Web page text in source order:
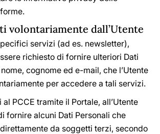
volontariamente dall’Utente
servizi (ad es. newsletter),
richiesto di fornire ulteriori Dati
cognome ed e-mail, che l’Utente
per accedere a tali servizi.
PCCE tramite il Portale, all’Utente
fornire alcuni Dati Personali che
da soggetti terzi, secondo